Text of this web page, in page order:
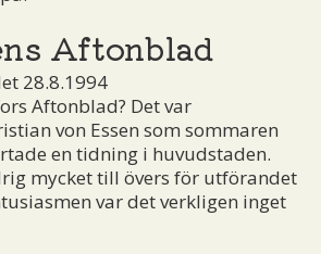
Aftonblad
28.8.1994
Aftonblad? Det var
von Essen som sommaren
en tidning i huvudstaden.
mycket till övers för utförandet
var det verkligen inget